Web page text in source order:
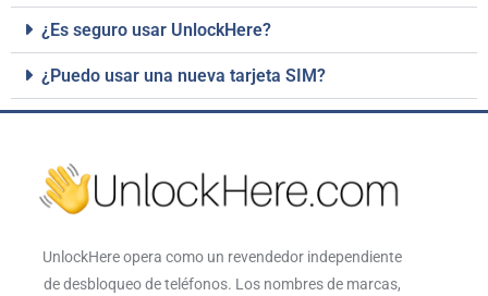
¿Es seguro usar UnlockHere?
¿Puedo usar una nueva tarjeta SIM?
UnlockHere opera como un revendedor independiente
de desbloqueo de teléfonos. Los nombres de marcas,